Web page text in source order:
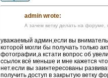
admin wrote:
А зачем ветку делать на форуме,
уважаемый админ,если вы
которой могли бы получать только
фотографии,а кстати вопрос об
ссылок всё меньше и мне кажется
нет.если вы заинтересованы
получить доступ в закрытую ветку